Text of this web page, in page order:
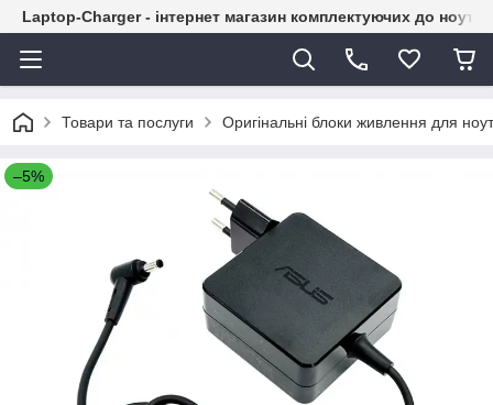
Laptop-Charger - інтернет магазин комплектуючих до
Товари та послуги Оригінальні блоки живлення для
–5%